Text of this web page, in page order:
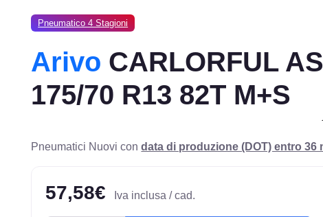
Pneumatico 4 Stagioni
Arivo CARLORFUL AS
175/70 R13 82T M+S
Pneumatici Nuovi condata di produzione (DOT) entro 36
57,58€ Iva inclusa / cad.